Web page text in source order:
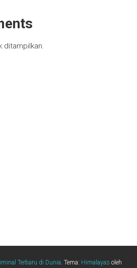
ditampilkan.
Terbaru di Dunia. Tema: Himalayas oleh